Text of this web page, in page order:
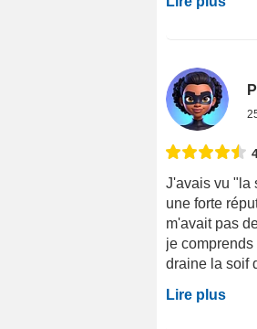
J'avais vu "la
une forte
m'avait pas
je
draine la soif
Lire plus